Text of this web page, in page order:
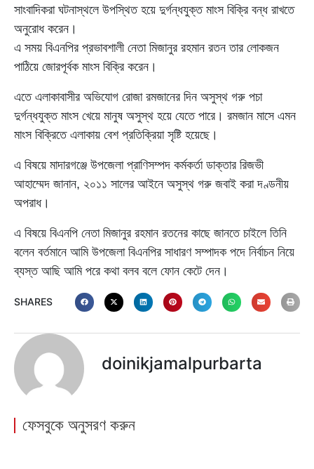
সাংবাদিকরা ঘটনাস্থলে উপস্থিত হয়ে দুর্গন্ধযুক্ত মাংস বিক্রি বন্ধ রাখতে
অনুরোধ করেন।
এ সময় বিএনপির প্রভাবশালী নেতা মিজানুর রহমান রতন তার লোকজন
পাঠিয়ে জোরপূর্বক মাংস বিক্রি করেন।
এতে এলাকাবাসীর অভিযোগ রোজা রমজানের দিন অসুস্থ গরু পচা
দুর্গন্ধযুক্ত মাংস খেয়ে মানুষ অসুস্থ হয়ে যেতে পারে। রমজান মাসে এমন
মাংস বিক্রিতে এলাকায় বেশ প্রতিক্রিয়া সৃষ্টি হয়েছে।
এ বিষয়ে মাদারগঞ্জে উপজেলা প্রাণিসম্পদ কর্মকর্তা ডাক্তার রিজভী
আহাম্মেদ জানান, ২০১১ সালের আইনে অসুস্থ গরু জবাই করা দণ্ডনীয়
অপরাধ।
এ বিষয়ে বিএনপি নেতা মিজানুর রহমান রতনের কাছে জানতে চাইলে তিনি
বলেন বর্তমানে আমি উপজেলা বিএনপির সাধারণ সম্পাদক পদে নির্বাচন নিয়ে
ব্যস্ত আছি আমি পরে কথা বলব বলে ফোন কেটে দেন।
SHARES
doinikjamalpurbarta
ফেসবুকে অনুসরণ করুন